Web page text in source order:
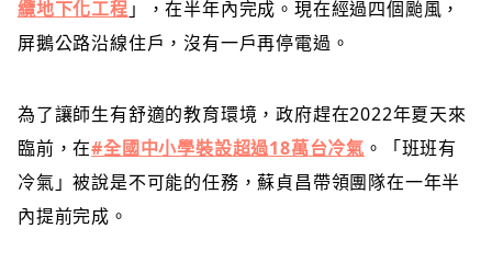
纜地下化工程 」，在半年內完成。現在經過四個颱風，
屏鵝公路沿線住戶，沒有一戶再停電過。
為了讓師生有舒適的教育環境，政府趕在2022年夏天來
臨前，在#全國中小學裝設超過18萬台冷氣 。「班班有
冷氣」被說是不可能的任務，蘇貞昌帶領團隊在一年半
內提前完成。